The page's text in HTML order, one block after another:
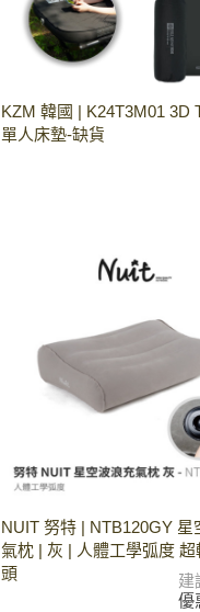
KZM 韓國 | K24T3M01 3D
單人床墊-缺貨
NUIT 努特 | NTB120GY 星
氣枕 | 灰 | 人體工學弧度
頭
建
優